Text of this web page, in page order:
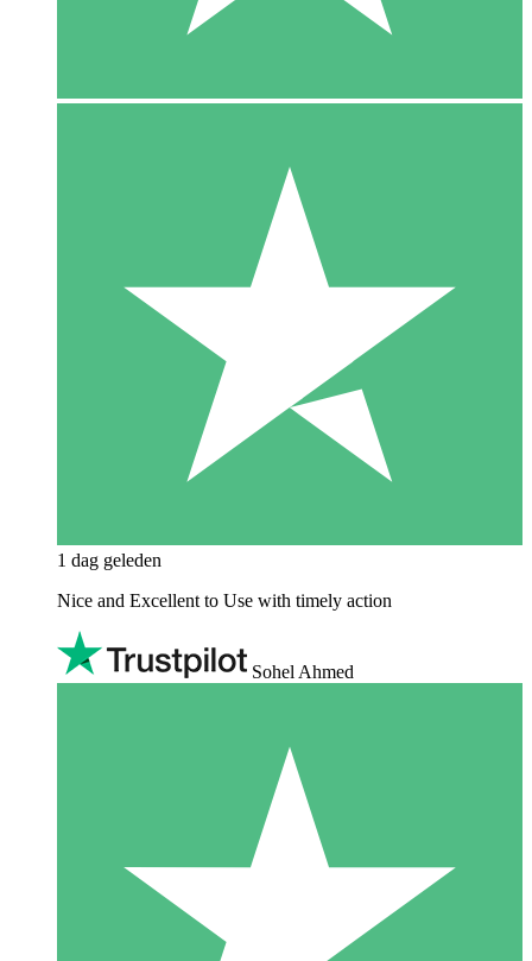
1 dag geleden
Nice and Excellent to Use with timely action
Sohel Ahmed